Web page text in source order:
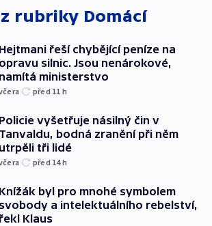
rubriky Domácí
Hejtmani řeší chybějící peníze na
opravu silnic. Jsou nenárokové,
namítá ministerstvo
před 11 h
Policie vyšetřuje násilný čin v
Tanvaldu, bodná zranění při něm
utrpěli tři lidé
před 14h
Knížák byl pro mnohé symbolem
svobody a intelektuálního rebelství,
řekl Klaus